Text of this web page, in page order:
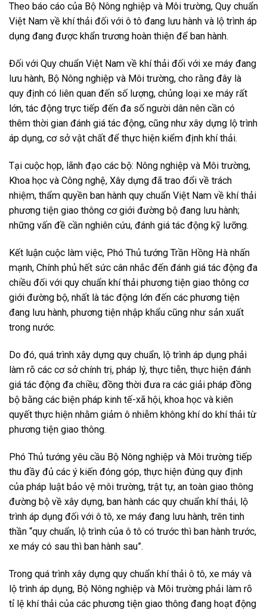
Theo báo cáo của Bộ Nông nghiệp và Môi trường, Quy chuẩn
Việt Nam về khí thải đối với ô tô đang lưu hành và lộ trình áp
dụng đang được khẩn trương hoàn thiện để ban hành.
Đối với Quy chuẩn Việt Nam về khí thải đối với xe máy đang
lưu hành, Bộ Nông nghiệp và Môi trường, cho rằng đây là
quy định có liên quan đến số lượng, chủng loại xe máy rất
lớn, tác động trực tiếp đến đa số người dân nên cần có
thêm thời gian đánh giá tác động, cũng như xây dựng lộ trình
áp dụng, cơ sở vật chất để thực hiện kiểm định khí thải.
Tại cuộc họp, lãnh đạo các bộ: Nông nghiệp và Môi trường,
Khoa học và Công nghệ, Xây dựng đã trao đổi về trách
nhiệm, thẩm quyền ban hành quy chuẩn Việt Nam về khí thải
phương tiện giao thông cơ giới đường bộ đang lưu hành;
những vấn đề cần nghiên cứu, đánh giá tác động kỹ lưỡng.
Kết luận cuộc làm việc, Phó Thủ tướng Trần Hồng Hà nhấn
mạnh, Chính phủ hết sức cân nhắc đến đánh giá tác động đa
chiều đối với quy chuẩn khí thải phương tiện giao thông cơ
giới đường bộ, nhất là tác động lớn đến các phương tiện
đang lưu hành, phương tiện nhập khẩu cũng như sản xuất
trong nước.
Do đó, quá trình xây dựng quy chuẩn, lộ trình áp dụng phải
làm rõ các cơ sở chính trị, pháp lý, thực tiễn, thực hiện đánh
giá tác động đa chiều; đồng thời đưa ra các giải pháp đồng
bộ bằng các biện pháp kinh tế-xã hội, khoa học và kiên
quyết thực hiện nhằm giảm ô nhiễm không khí do khí thải từ
phương tiện giao thông.
Phó Thủ tướng yêu cầu Bộ Nông nghiệp và Môi trường tiếp
thu đầy đủ các ý kiến đóng góp, thực hiện đúng quy định
của pháp luật bảo vệ môi trường, trật tự, an toàn giao thông
đường bộ về xây dựng, ban hành các quy chuẩn khí thải, lộ
trình áp dụng đối với ô tô, xe máy đang lưu hành, trên tinh
thần “quy chuẩn, lộ trình của ô tô có trước thì ban hành trước,
xe máy có sau thì ban hành sau”.
Trong quá trình xây dựng quy chuẩn khí thải ô tô, xe máy và
lộ trình áp dụng, Bộ Nông nghiệp và Môi trường phải làm rõ
tỉ lệ khí thải của các phương tiện giao thông đang hoạt động